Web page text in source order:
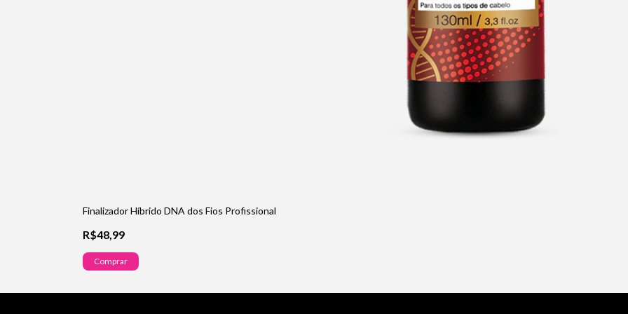
Finalizador Híbrido DNA dos Fios Profissional
R$48,99
Comprar